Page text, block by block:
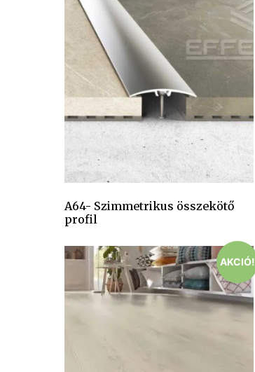
A64- Szimmetrikus összekötő
profil
AKCIÓ!